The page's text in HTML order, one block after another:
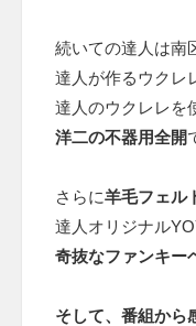
続いての達人は南
達人が作るウクレ
達人のウクレレを
洋二の不器用全開
さらに羊毛フェル
達人オリジナル
奇抜なファンキー
そして、番組から